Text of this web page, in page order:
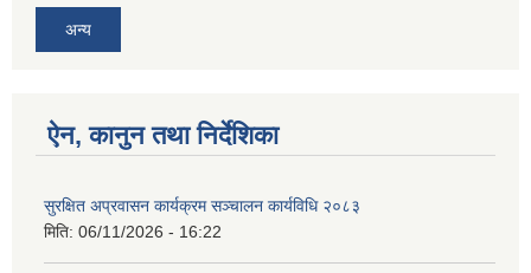
अन्य
ऐन, कानुन तथा निर्देशिका
सुरक्षित अप्रवासन कार्यक्रम सञ्चालन कार्यविधि २०८३
मिति: 06/11/2026 - 16:22